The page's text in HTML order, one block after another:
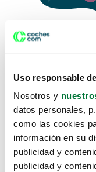
Uso responsable
Nosotros y
datos personales,
como las cookies
información en su
publicidad y
publicidad y
Lo
te hemos